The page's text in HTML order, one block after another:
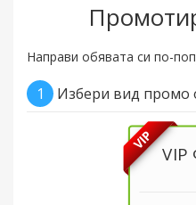
Направи обявата си по-
1 Избери вид промо
VIP